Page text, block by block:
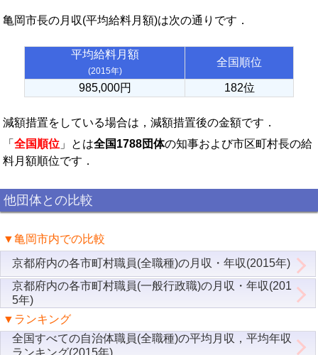
亀岡市長の月収(平均給料月額)は次の通りです．
平均給料月額
(2015年)
全国順位
985,000円 182位
減額措置をしている場合は，減額措置後の金額です．
「 全国順位 」とは全国1788団体の知事および市区町村長の給
料月額順位です．
他団体との比較
▼亀岡市内での比較
京都府内の各市町村職員(全職種)の月収・年収(2015年)
京都府内の各市町村職員(一般行政職)の月収・年収(201
5年)
▼ランキング
全国すべての自治体職員(全職種)の平均月収，平均年収
ランキング(2015年)